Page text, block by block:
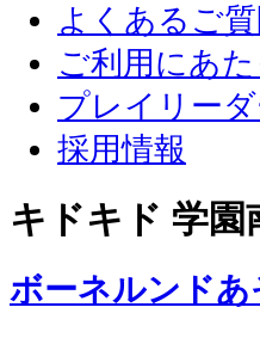
よくあるご質
ご利用にあ
プレイリー
採用情報
キドキド 学
ボーネルンド